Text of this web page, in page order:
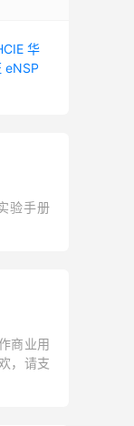
华
eNSP
验手册
商业用
，请支